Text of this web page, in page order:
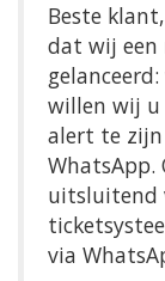
Beste
dat wij een
willen wij u
alert te
WhatsApp.
uitsluitend
via